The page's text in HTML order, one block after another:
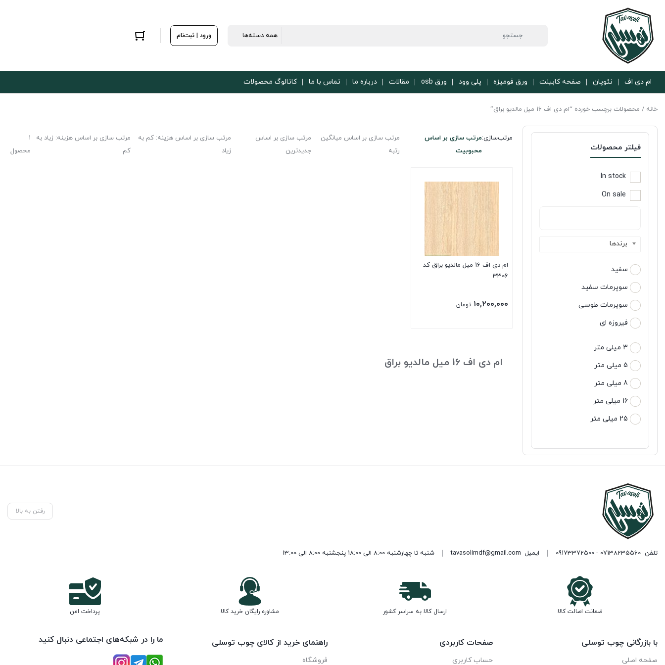
ورود | ثبت‌نام
ام دی اف نئوپان صفحه کابینت ورق فومیزه پلی وود ورق osb مقالات درباره ما تماس با ما کاتالوگ محصولات
خانه / محصولات برچسب خورده “ام دی اف 16 میل مالدیو براق”
فیلتر محصولات
In stock
On sale
برندها
سفید
سوپرمات سفید
سوپرمات طوسی
فیروزه ای
3 میلی متر
5 میلی متر
8 میلی متر
16 میلی متر
25 میلی متر
1
محصول
مرتب‌سازی:مرتب سازی بر اساس
محبوبیت
مرتب سازی بر اساس میانگین
رتبه
مرتب سازی بر اساس
جدیدترین
مرتب سازی بر اساس هزینه: کم به
زیاد
مرتب سازی بر اساس هزینه: زیاد به
کم
ام دی اف 16 میل مالدیو براق کد
3306
۱۰,۲۰۰,۰۰۰ تومان
ام دی اف 16 میل مالدیو براق
رفتن به بالا
تلفن 07138235560 - 09173372500 ایمیل tavasolimdf@gmail.com شنبه تا چهارشنبه 8:00 الی 18:00 پنجشنبه 8:00 الی 13:00
ضمانت اصالت کالا ارسال کالا به سراسر کشور مشاوره رایگان خرید کالا پرداخت امن
با بازرگانی چوب توسلی
صفحه اصلی
صفحات کاربردی
حساب کاربری
راهنمای خرید از کالای چوب توسلی
فروشگاه
ما را در شبکه‌های اجتماعی دنبال کنید